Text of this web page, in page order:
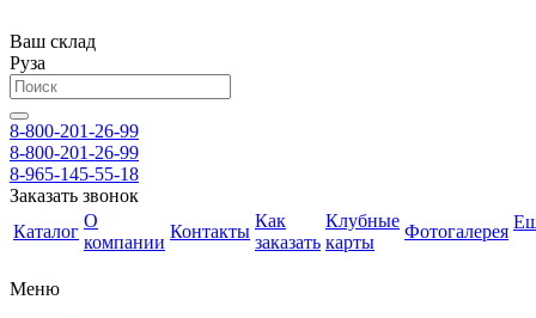
Ваш склад
Руза
8-800-201-26-99
8-800-201-26-99
8-965-145-55-18
Заказать звонок
Каталог
О
компании
Контакты
Как
заказать
Клубные
карты
Фотогалерея
Меню